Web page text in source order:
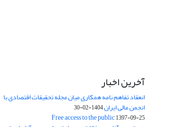
آخرین اخبار
انعقاد تفاهم نامه همکاری میان مجله تحقیقات اقتصادی با
انجمن مالی ایران1404-02-30
Free access to the public1397-09-25